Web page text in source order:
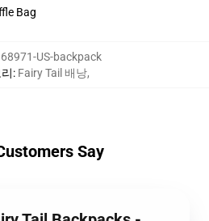
Bag
US-backpack
: Fairy Tail 배낭,
Say